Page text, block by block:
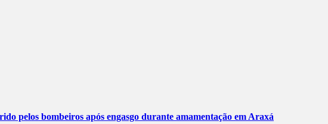
pelos bombeiros após engasgo durante amamentação em Araxá